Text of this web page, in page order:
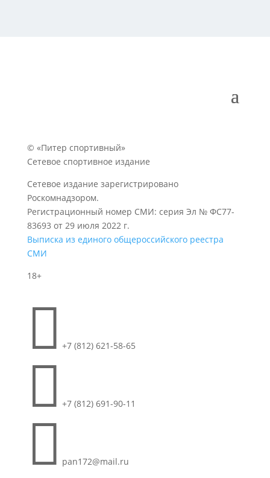
© «Питер спортивный»
Сетевое спортивное издание
Сетевое издание зарегистрировано
Роскомнадзором.
Регистрационный номер СМИ: серия Эл № ФС77-
83693 от 29 июля 2022 г.
Выписка из единого общероссийского реестра
СМИ
18+
 +7 (812) 621-58-65
 +7 (812) 691-90-11
 pan172@mail.ru